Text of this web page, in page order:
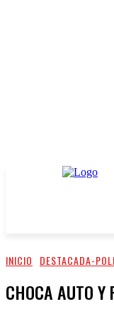
INICIO DESTACADA-
CHOCA AUTO Y